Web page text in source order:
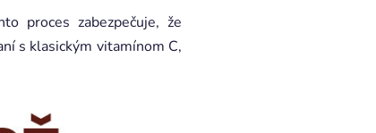
proces zabezpečuje, že
s klasickým vitamínom C,